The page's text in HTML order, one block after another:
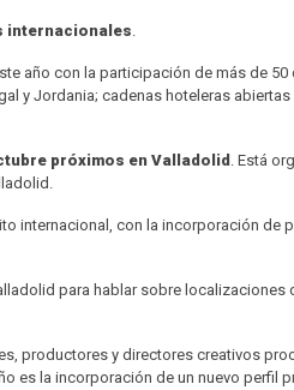
internacionales.
año con la participación de más de
y Jordania; cadenas hoteleras
próximos en Valladolid . Está
internacional, con la incorporación de
para hablar sobre
productores y directores creativos
es la incorporación de un nuevo perfil